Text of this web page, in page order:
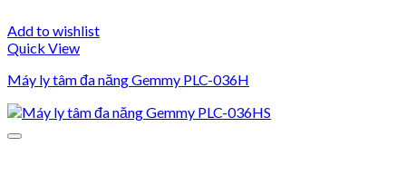
Add to wishlist
Quick View
Máy ly tâm đa năng Gemmy PLC-036H